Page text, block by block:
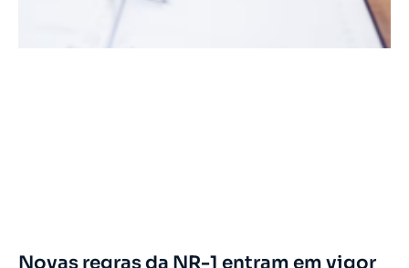
Novas regras da NR-1 entram em vigor